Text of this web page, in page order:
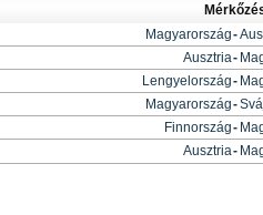
Magyarország-
Ausztria-
Lengyelország-
Magyarország-
Finnország-
Ausztria-